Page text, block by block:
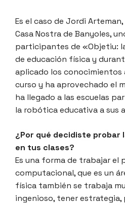
Es el caso de Jordi
Casa Nostra de Banyoles,
participantes de «Objetiu:
de educación física y
aplicado los conocimientos
curso y ha aprovechado el
ha llegado a las escuelas
la robótica educativa a sus
¿Por qué decidiste
en tus clases?
Es una forma de trabajar el
computacional, que es un
física también se trabaja
ingenioso, tener